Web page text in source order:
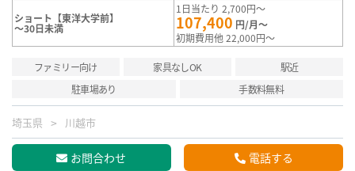
ショート【東洋大学前】
～30日未満
1日当たり 2,700円～
107,400 円/月～
初期費用他 22,000円～
ファミリー向け 家具なしOK
駅近
駐車場あり
手数料無料
埼玉県 川越市
お問合わせ 電話する